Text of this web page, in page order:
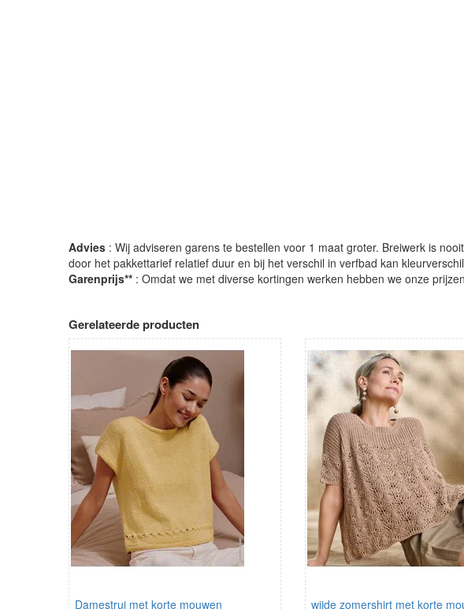
Advies : Wij adviseren garens te bestellen voor 1 maat groter. Breiwerk is
door het pakkettarief relatief duur en bij het verschil in verfbad kan
Garenprijs** : Omdat we met diverse kortingen werken hebben we onze
Gerelateerde producten
Damestrui met korte mouwen wijde zomershirt met korte